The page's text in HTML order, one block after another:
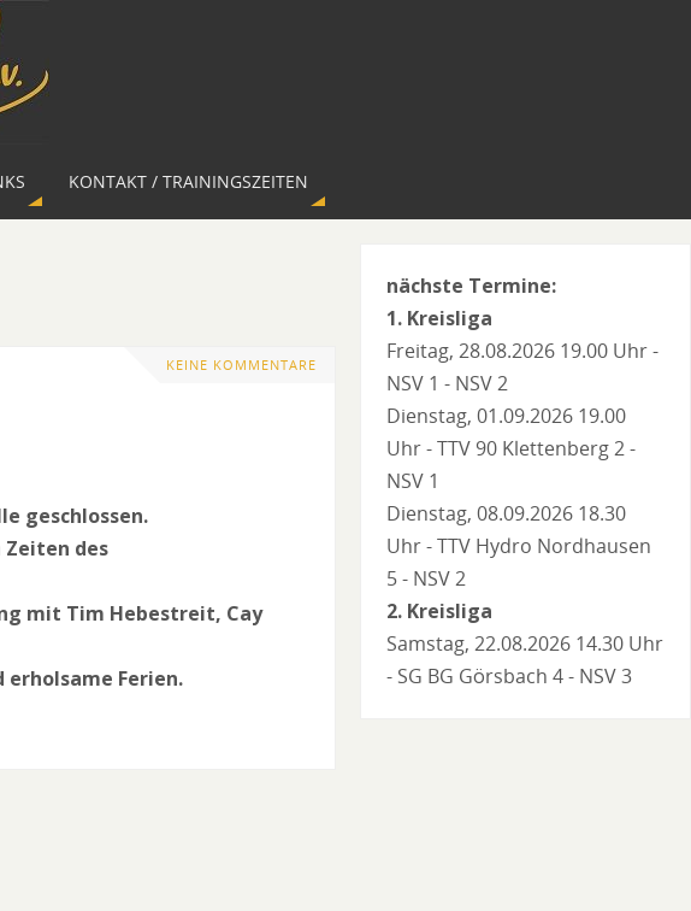
KONTAKT / TRAININGSZEITEN
KEINE KOMMENTARE
geschlossen.
Zeiten des
mit Tim Hebestreit, Cay
erholsame Ferien.
nächste Termine:
1. Kreisliga
Freitag, 28.08.2026 19.00 Uhr -
NSV 1 - NSV 2
Dienstag, 01.09.2026 19.00
Uhr - TTV 90 Klettenberg 2 -
NSV 1
Dienstag, 08.09.2026 18.30
Uhr - TTV Hydro Nordhausen
5 - NSV 2
2. Kreisliga
Samstag, 22.08.2026 14.30 Uhr
- SG BG Görsbach 4 - NSV 3